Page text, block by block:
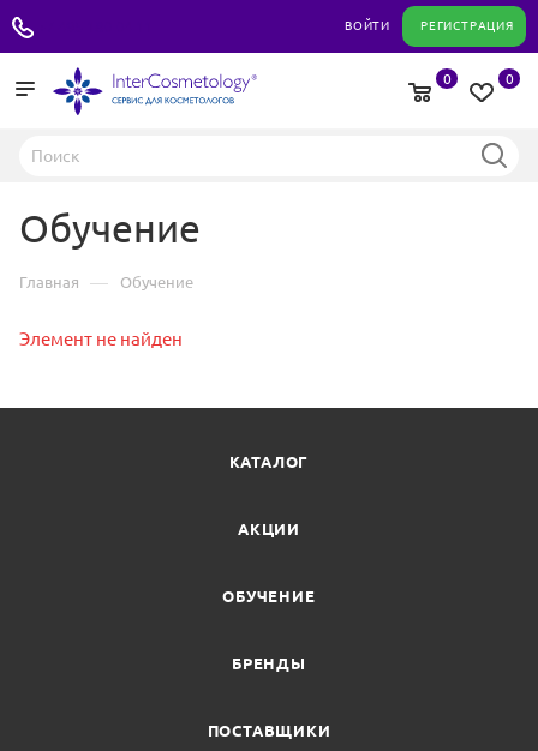
ВОЙТИ РЕГИСТРАЦИЯ
0
0
Обучение
Главная — Обучение
Элемент не найден
КАТАЛОГ
АКЦИИ
ОБУЧЕНИЕ
БРЕНДЫ
ПОСТАВЩИКИ